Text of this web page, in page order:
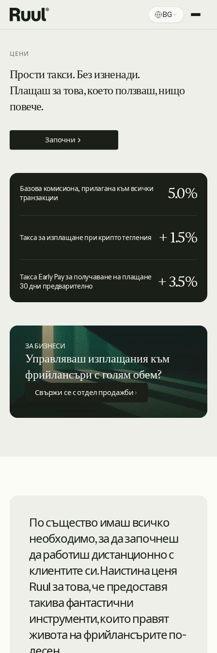
Начална страница на Ruul BG
Цени
Ресурси
ЦЕНИ
Прости такси. Без изненади.
Плащаш за това, което ползваш, нищо
повече.
Започни
Базова комисиона, прилагана към всички
транзакции
5.0%
Такса за изплащане при крипто тегления + 1.5%
Такса Early Pay за получаване на плащане
30 дни предварително
+ 3.5%
ЗА БИЗНЕСИ
Управляваш изплащания към
фрийлансъри с голям обем?
Свържи се с отдел продажби
Ruul е синоним на модерни
онлайн услуги, с връх в
клиентското обслужване на
високо ниво. Те са много
професионални – горещо
препоръчвам.
Luciano Landaeta
Архитект
По същество имаш всичко
необходимо, за да започнеш
да работиш дистанционно с
клиентите си. Наистина ценя
Ruul за това, че предоставя
такива фантастични
инструменти, които правят
живота на фрийлансърите по-